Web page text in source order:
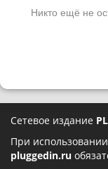
Никто ещё не
Сетевое издание
При
pluggedin.ru